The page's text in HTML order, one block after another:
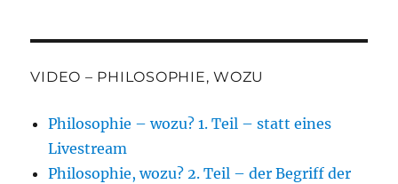
VIDEO – PHILOSOPHIE, WOZU
Philosophie – wozu? 1. Teil – statt eines
Livestream
Philosophie, wozu? 2. Teil – der Begriff der